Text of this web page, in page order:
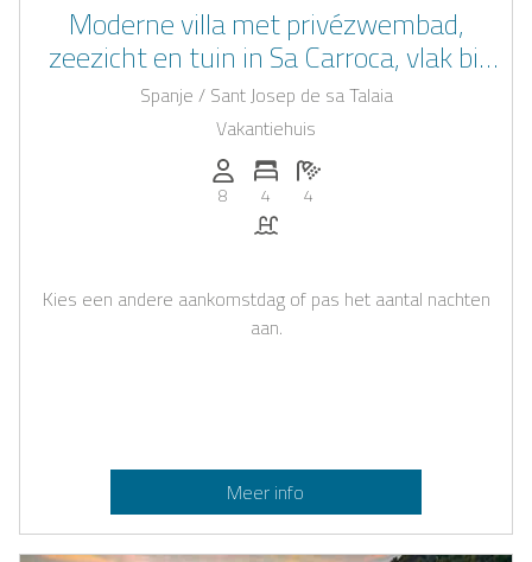
Moderne villa met privézwembad,
zeezicht en tuin in Sa Carroca, vlak bij
Ibiza-Stad
Spanje / Sant Josep de sa Talaia
Vakantiehuis
Personen (max.): 8
8
Aantal slaapkamers: 4
4
Aantal badkamers: 4
4
Zwembad
Kies een andere aankomstdag of pas het aantal nachten
aan.
Meer info